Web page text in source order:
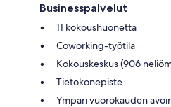
Businesspalvelut
11 kokoushuonetta
Coworking-työtila
Kokouskeskus (906
Tietokonepiste
Ympäri vuorokauden